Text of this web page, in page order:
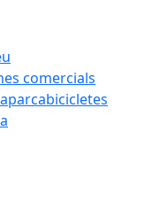
comercials